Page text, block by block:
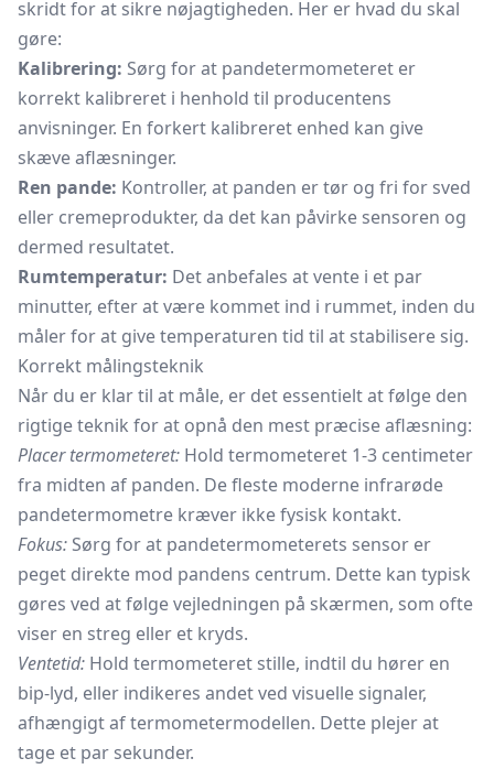
skridt for at sikre nøjagtigheden. Her er hvad du skal
gøre:
Kalibrering: Sørg for at pandetermometeret er
korrekt kalibreret i henhold til producentens
anvisninger. En forkert kalibreret enhed kan give
skæve aflæsninger.
Ren pande: Kontroller, at panden er tør og fri for sved
eller cremeprodukter, da det kan påvirke sensoren og
dermed resultatet.
Rumtemperatur: Det anbefales at vente i et par
minutter, efter at være kommet ind i rummet, inden du
måler for at give temperaturen tid til at stabilisere sig.
Korrekt målingsteknik
Når du er klar til at måle, er det essentielt at følge den
rigtige teknik for at opnå den mest præcise aflæsning:
Placer termometeret: Hold termometeret 1-3 centimeter
fra midten af panden. De fleste moderne infrarøde
pandetermometre kræver ikke fysisk kontakt.
Fokus: Sørg for at pandetermometerets sensor er
peget direkte mod pandens centrum. Dette kan typisk
gøres ved at følge vejledningen på skærmen, som ofte
viser en streg eller et kryds.
Ventetid: Hold termometeret stille, indtil du hører en
bip-lyd, eller indikeres andet ved visuelle signaler,
afhængigt af termometermodellen. Dette plejer at
tage et par sekunder.